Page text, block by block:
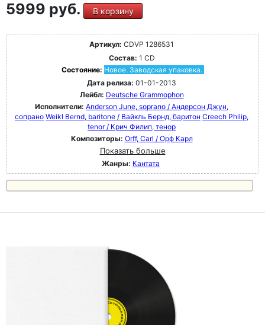
5999 руб. В корзину
Артикул: CDVP 1286531
Состав: 1 CD
Состояние: Новое. Заводская упаковка.
Дата релиза: 01-01-2013
Лейбл: Deutsche Grammophon
Исполнители: Anderson June, soprano / Андерсон Джун,
сопрано Weikl Bernd, baritone / Вайкль Бернд, баритон Creech Philip,
tenor / Крич Филип, тенор
Композиторы: Orff, Carl / Орф Карл
Показать больше
Жанры: Кантата